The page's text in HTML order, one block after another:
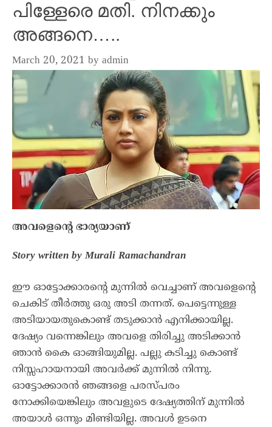
പിള്ളേരെ മതി. നിനക്കും
അങ്ങനെ…..
March 20, 2021 by admin
അവളെന്റെ ഭാര്യയാണ്
Story written by Murali Ramachandran
ഈ ഓട്ടോക്കാരന്റെ മുന്നിൽ വെച്ചാണ് അവളെന്റെ
ചെകിട് തീർത്തു ഒരു അടി തന്നത്. പെട്ടെന്നുള്ള
അടിയായതുകൊണ്ട് തടുക്കാൻ എനിക്കായില്ല.
ദേഷ്യം വന്നെങ്കിലും അവളെ തിരിച്ചു അടിക്കാൻ
ഞാൻ കൈ ഓങ്ങിയുമില്ല. പല്ലു കടിച്ചു കൊണ്ട്
നിസ്സഹായനായി അവർക്ക് മുന്നിൽ നിന്നു.
ഓട്ടോക്കാരൻ ഞങ്ങളെ പരസ്പരം
നോക്കിയെങ്കിലും അവളുടെ ദേഷ്യത്തിന് മുന്നിൽ
അയാൾ ഒന്നും മിണ്ടിയില്ല. അവൾ ഉടനെ